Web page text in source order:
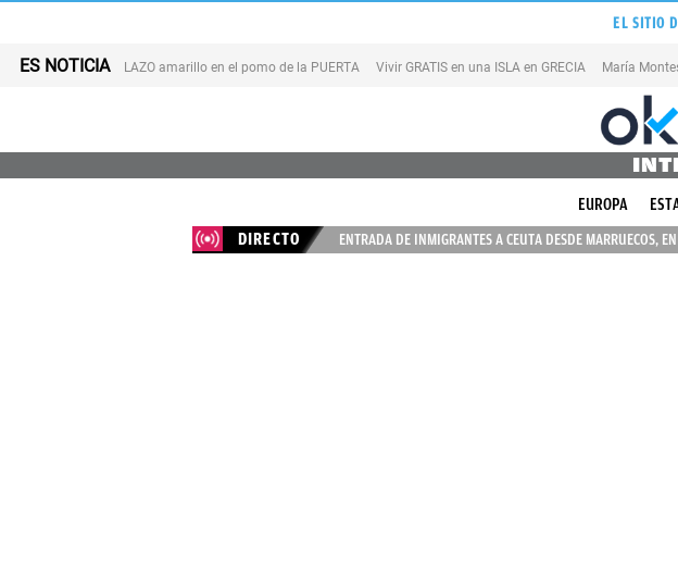
EL SITIO
ES NOTICIA LAZO amarillo en el pomo de la PUERTA Vivir GRATIS en una ISLA en GRECIA
EUROPA
DIRECTO
ENTRADA DE INMIGRANTES A CEUTA DESDE MARRUECOS,